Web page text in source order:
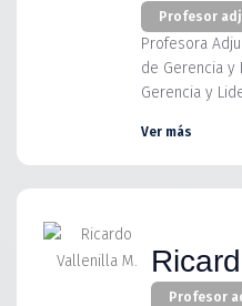
Profesor
Profesora
de Gerencia y
Gerencia y
Ver más
Profesor